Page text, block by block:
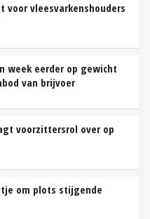
voor vleesvarkenshouders
week eerder op gewicht
van brijvoer
voorzittersrol over op
om plots stijgende